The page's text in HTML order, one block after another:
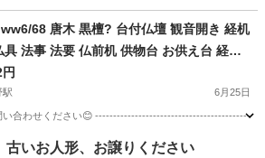
野駅 フィットネス、トレーニング 東京
トレーニング イヴァンコ
68 唐木 黒檀? 台付仏壇 観音開き 経机
具 法事 法要 仏前机 供物台 お供え台 経台
パレート 中古品 ★直接引取推奨◇🔷🔶🔷
駅 6月25日
い合わせください😊
野駅 その他
古いお人形、お譲りください